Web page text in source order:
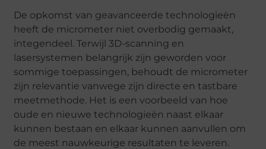
De opkomst van geavanceerde technologieën
heeft de micrometer niet overbodig gemaakt,
integendeel. Terwijl 3D-scanning en
lasersystemen belangrijk zijn geworden voor
sommige toepassingen, behoudt de micrometer
zijn relevantie vanwege zijn directe en tastbare
meetmethode. Het is een voorbeeld van hoe
oude en nieuwe technologieën naast elkaar
kunnen bestaan en elkaar kunnen aanvullen om
de meest nauwkeurige resultaten te leveren.